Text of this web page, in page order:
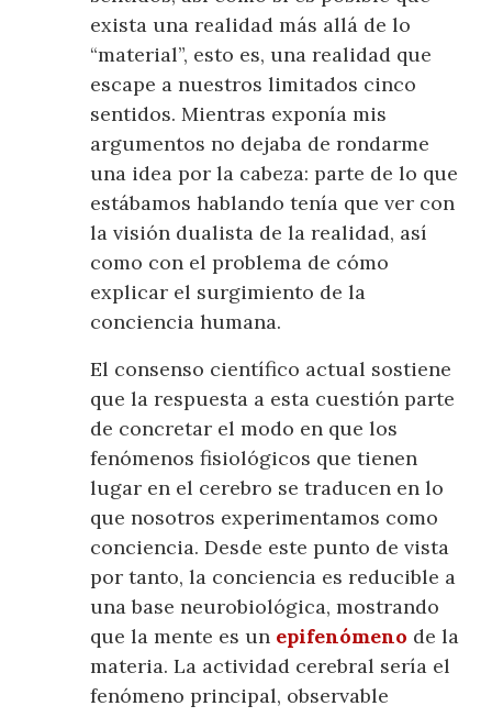
exista una realidad más allá de lo
“material”, esto es, una realidad que
escape a nuestros limitados cinco
sentidos. Mientras exponía mis
argumentos no dejaba de rondarme
una idea por la cabeza: parte de lo que
estábamos hablando tenía que ver con
la visión dualista de la realidad, así
como con el problema de cómo
explicar el surgimiento de la
conciencia humana.
El consenso científico actual sostiene
que la respuesta a esta cuestión parte
de concretar el modo en que los
fenómenos fisiológicos que tienen
lugar en el cerebro se traducen en lo
que nosotros experimentamos como
conciencia. Desde este punto de vista
por tanto, la conciencia es reducible a
una base neurobiológica, mostrando
que la mente es un epifenómeno de la
materia. La actividad cerebral sería el
fenómeno principal, observable